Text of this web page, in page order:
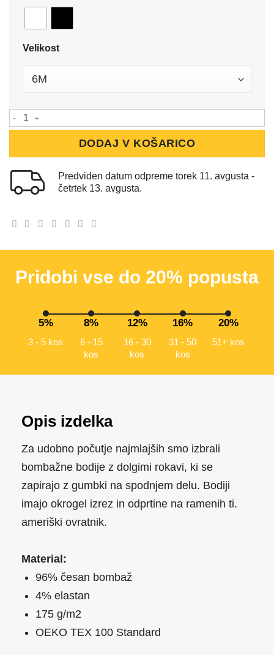
Velikost
Bodi z dolgimi rokavi količina
DODAJ V KOŠARICO
Predviden datum odpreme torek 11. avgusta -
četrtek 13. avgusta.
Pridobi vse do 20% popusta
5%
3 - 5 kos
8%
6 - 15
kos
12%
16 - 30
kos
16%
31 - 50
kos
20%
51+ kos
Opis izdelka
Za udobno počutje najmlajših smo izbrali
bombažne bodije z dolgimi rokavi, ki se
zapirajo z gumbki na spodnjem delu. Bodiji
imajo okrogel izrez in odprtine na ramenih ti.
ameriški ovratnik.
Material:
96% česan bombaž
4% elastan
175 g/m2
OEKO TEX 100 Standard